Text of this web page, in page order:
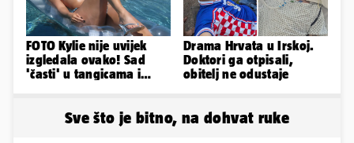
FOTO Kylie nije uvijek
izgledala ovako! Sad
'časti' u tangicama i
Drama Hrvata u Irskoj.
Doktori ga otpisali,
obitelj ne odustaje
Sve što je bitno, na dohvat ruke